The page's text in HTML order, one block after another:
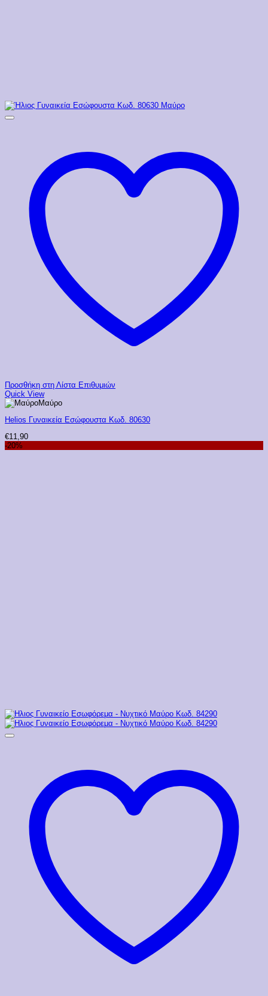
Προσθήκη στη Λίστα Επιθυμιών
Quick View
Μαύρο
Helios Γυναικεία Εσώφουστα Κωδ. 80630
€11,90
-20%